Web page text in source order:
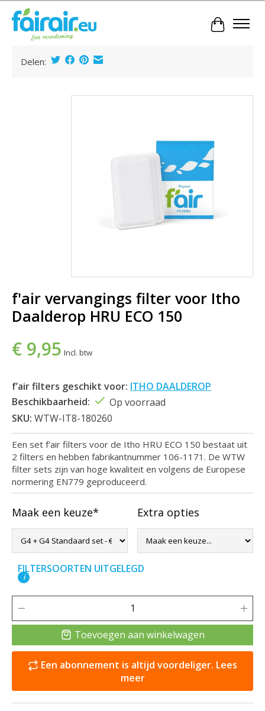
Delen:
f'air vervangings filter voor Itho
Daalderop HRU ECO 150
€ 9,95 Incl. btw
f’air filters geschikt voor: ITHO DAALDEROP
Beschikbaarheid:
Op voorraad
SKU: WTW-IT8-180260
Een set f'air filters voor de Itho HRU ECO 150 bestaat uit
2 filters en hebben fabrikantnummer 106-1171. De WTW
filter sets zijn van hoge kwaliteit en volgens de Europese
normering EN779 geproduceerd.
Maak een keuze* Extra opties
FILTERSOORTEN UITGELEGD
i
Toevoegen aan winkelwagen
Een abonnement is altijd voordeliger. Lees
meer